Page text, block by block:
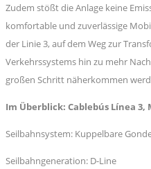
Zudem stößt die Anlage keine
komfortable und zuverlässige
der Linie 3, auf dem Weg zur
Verkehrssystems hin zu mehr
großen Schritt näherkommen
Im Überblick: Cablebús Línea 3,
Seilbahnsystem: Kuppelbare
Seilbahngeneration: D-Line